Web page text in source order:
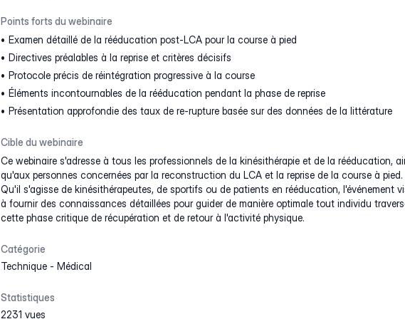
Points forts du webinaire
Examen détaillé de la rééducation post-LCA pour la course à pied
Directives préalables à la reprise et critères décisifs
Protocole précis de réintégration progressive à la course
Éléments incontournables de la rééducation pendant la phase de reprise
Présentation approfondie des taux de re-rupture basée sur des données de la littérature
Cible du webinaire
Ce webinaire s'adresse à tous les professionnels de la kinésithérapie et de la rééducation,
qu'aux personnes concernées par la reconstruction du LCA et la reprise de la course à pied.
Qu'il s'agisse de kinésithérapeutes, de sportifs ou de patients en rééducation, l'événement
à fournir des connaissances détaillées pour guider de manière optimale tout individu
cette phase critique de récupération et de retour à l'activité physique.
Catégorie
Technique - Médical
Statistiques
2231 vues